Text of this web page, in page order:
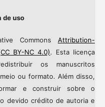
de uso
CommonsAttribution-
BY-NC 4.0). Esta licença
os manuscritos
ou formato. Além disso,
e construir sobre o
devido crédito de autoria e